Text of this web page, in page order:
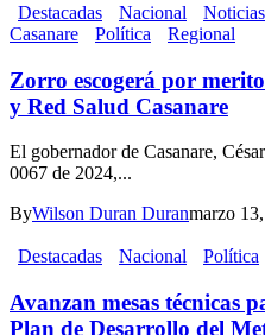
Destacadas Nacional
Casanare
Política Regional
Zorro escogerá por
y Red Salud Casanare
El gobernador de Casanare,
0067 de 2024,...
ByWilson Duran Duranmarzo
Destacadas Nacional Política
Avanzan mesas técnicas
Plan de Desarrollo del